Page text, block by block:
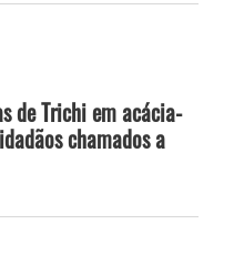
de Trichi em acácia-
chamados a